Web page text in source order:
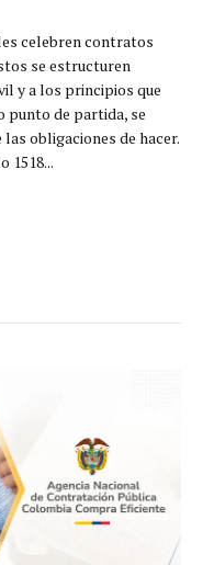
celebren contratos
se estructuren
y a los principios que
de partida, se
obligaciones de hacer.
1518...